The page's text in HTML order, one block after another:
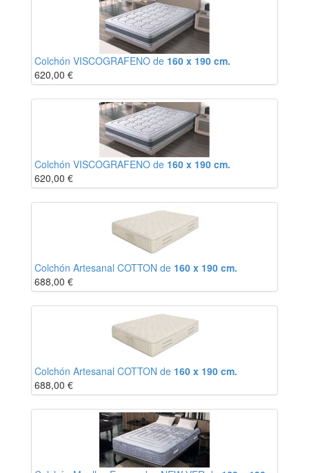
Colchón VISCOGRAFENO de 160 x 190 cm.
620,00 €
Colchón VISCOGRAFENO de 160 x 190 cm.
620,00 €
Colchón Artesanal COTTON de 160 x 190 cm.
688,00 €
Colchón Artesanal COTTON de 160 x 190 cm.
688,00 €